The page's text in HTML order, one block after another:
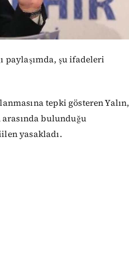
paylaşımda, şu ifadeleri
tepki gösteren Yalın,
bulunduğu
yasakladı.